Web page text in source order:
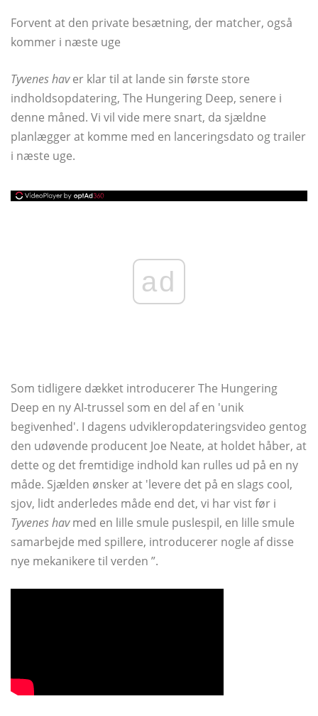
Forvent at den private besætning, der matcher, også
kommer i næste uge
Tyvenes haver klar til at lande sin første store
indholdsopdatering, The Hungering Deep, senere i
denne måned. Vi vil vide mere snart, da sjældne
planlægger at komme med en lanceringsdato og trailer
i næste uge.
ad
Som tidligere dækket introducerer The Hungering
Deep en ny AI-trussel som en del af en 'unik
begivenhed'. I dagens udvikleropdateringsvideo gentog
den udøvende producent Joe Neate, at holdet håber, at
dette og det fremtidige indhold kan rulles ud på en ny
måde. Sjælden ønsker at 'levere det på en slags cool,
sjov, lidt anderledes måde end det, vi har vist før i
Tyvenes havmed en lille smule puslespil, en lille smule
samarbejde med spillere, introducerer nogle af disse
nye mekanikere til verden ”.